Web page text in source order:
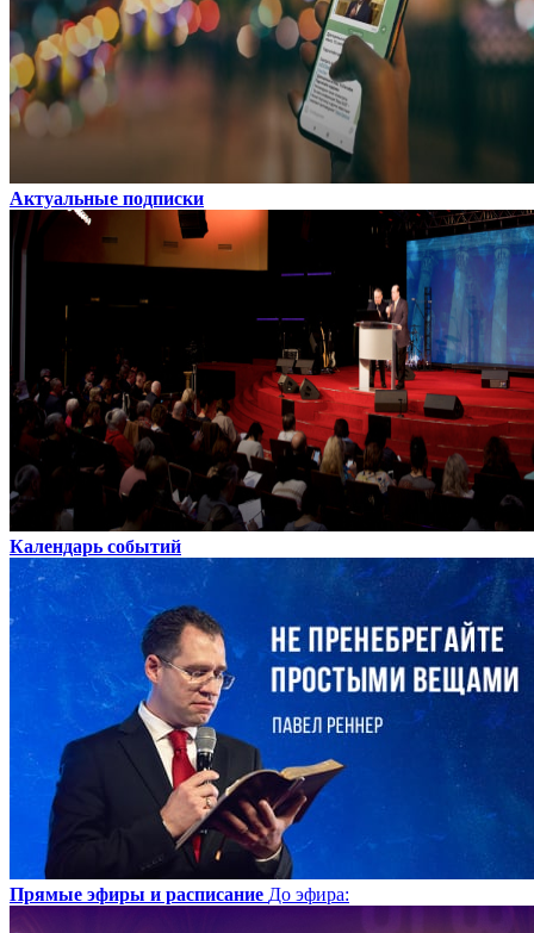
Актуальные подписки
Календарь событий
Прямые эфиры и расписание До эфира: